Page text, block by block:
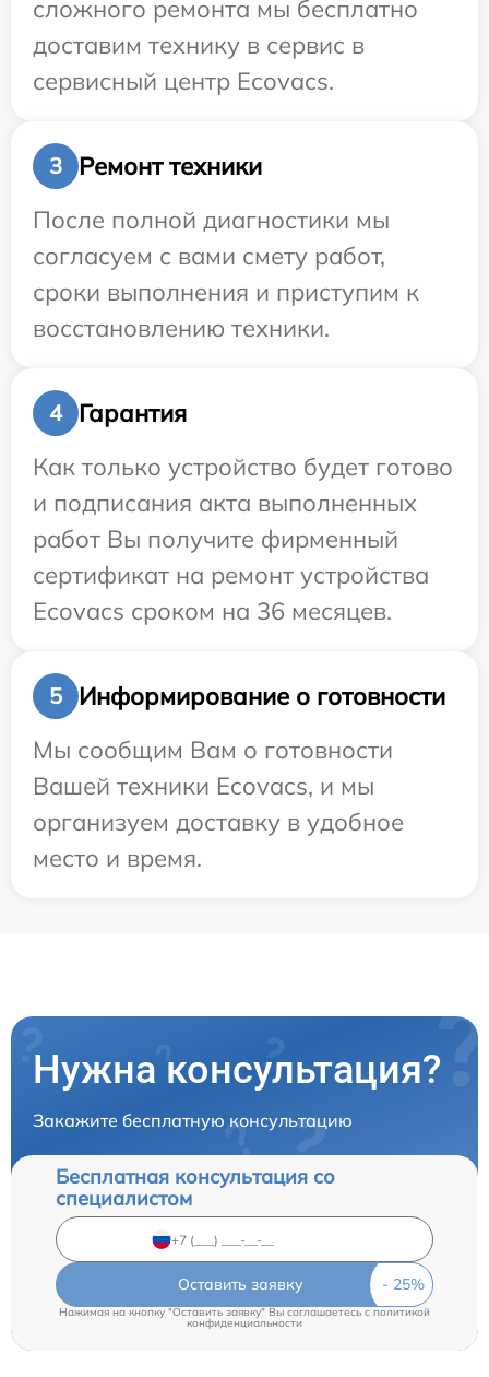
сложного ремонта мы бесплатно
доставим технику в сервис в
сервисный центр Ecovacs.
3
Ремонт техники
После полной диагностики мы
согласуем с вами смету работ,
сроки выполнения и приступим к
восстановлению техники.
4
Гарантия
Как только устройство будет готово
и подписания акта выполненных
работ Вы получите фирменный
сертификат на ремонт устройства
Ecovacs сроком на 36 месяцев.
5
Информирование о готовности
Мы сообщим Вам о готовности
Вашей техники Ecovacs, и мы
организуем доставку в удобное
место и время.
Нужна консультация?
Закажите бесплатную консультацию
Бесплатная консультация со
специалистом
Оставить заявку
Нажимая на кнопку "Оставить заявку" Вы соглашаетесь c политикой
конфиденциальности